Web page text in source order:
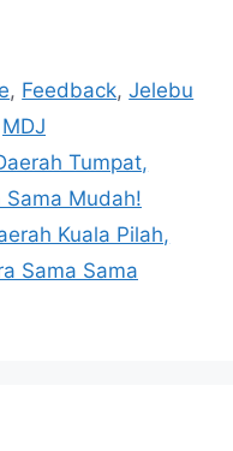
, Feedback,Jelebu
MDJ
Tumpat,
Sama Mudah!
Kuala Pilah,
Sama Sama